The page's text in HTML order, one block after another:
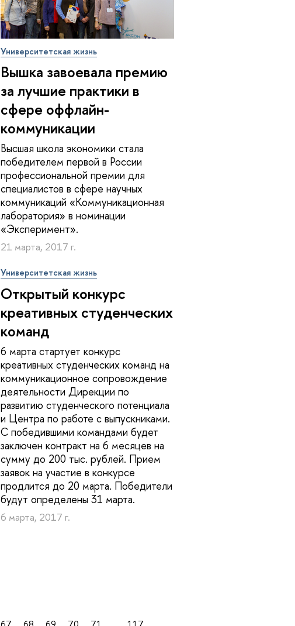
Университетская жизнь
Вышка завоевала премию
за лучшие практики в
сфере оффлайн-
коммуникации
Высшая школа экономики стала
победителем первой в России
профессиональной премии для
специалистов в сфере научных
коммуникаций «Коммуникационная
лаборатория» в номинации
«Эксперимент».
21 марта, 2017 г.
Университетская жизнь
Открытый конкурс
креативных студенческих
команд
6 марта стартует конкурс
креативных студенческих команд на
коммуникационное сопровождение
деятельности Дирекции по
развитию студенческого потенциала
и Центра по работе с выпускниками.
С победившими командами будет
заключен контракт на 6 месяцев на
сумму до 200 тыс. рублей. Прием
заявок на участие в конкурсе
продлится до 20 марта. Победители
будут определены 31 марта.
6 марта, 2017 г.